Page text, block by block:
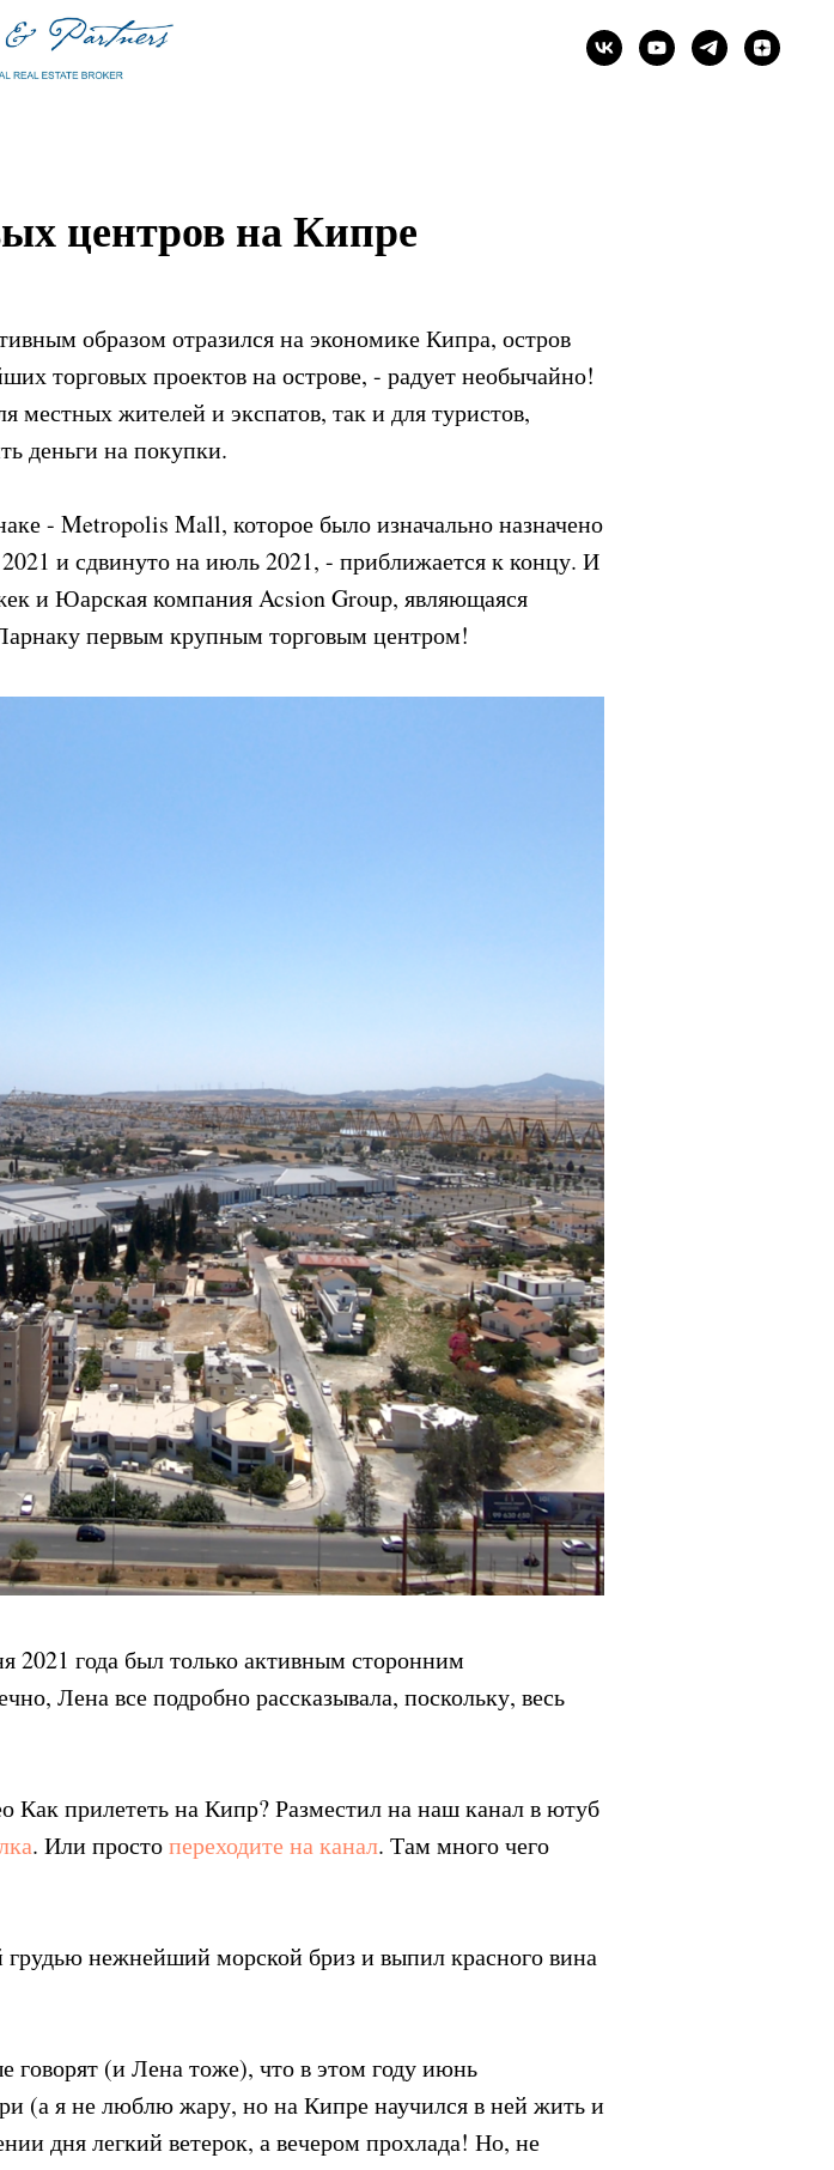
центров на Кипре
образом отразился на экономике Кипра, остров
торговых проектов на острове, - радует необычайно!
местных жителей и экспатов, так и для туристов,
деньги на покупки.
- Metropolis Mall, которое было изначально назначено
и сдвинуто на июль 2021, - приближается к концу. И
и Юарская компания Acsion Group, являющаяся
первым крупным торговым центром!
2021 года был только активным сторонним
Лена все подробно рассказывала, поскольку, весь
Как прилететь на Кипр? Разместил на наш канал в ютуб
. Или простопереходите на канал. Там много чего
нежнейший морской бриз и выпил красного вина
(и Лена тоже), что в этом году июнь
(а я не люблю жару, но на Кипре научился в ней жить и
дня легкий ветерок, а вечером прохлада! Но, не